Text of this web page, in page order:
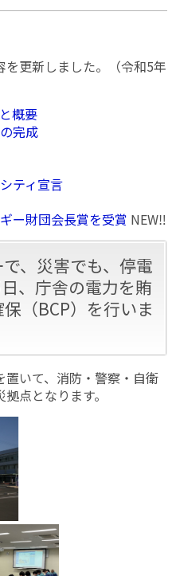
更新しました。（令和5年
概要
完成
ティ宣言
ー財団会長賞を受賞 NEW‼
、災害でも、停電
、庁舎の電力を賄
（BCP）を行いま
いて、消防・警察・自衛
点となります。